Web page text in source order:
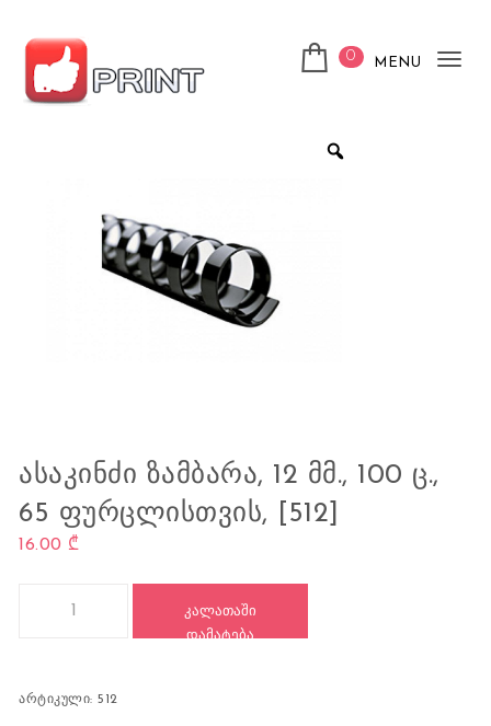
0 MENU
ᲐᲡᲐᲙᲘᲜᲫᲘ ᲖᲐᲛᲑᲐᲠᲐ, 12 ᲛᲛ., 100 Ც.,
65 ᲤᲣᲠᲪᲚᲘᲡᲗᲕᲘᲡ, [512]
16.00 ₾
ᲙᲐᲚᲐᲗᲐᲨᲘ
ᲓᲐᲛᲐᲢᲔᲑᲐ
არტიკული:512